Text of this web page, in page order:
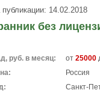
публикации: 14.02.2018
без
руб. в месяц: от 25000
Россия
Санкт-